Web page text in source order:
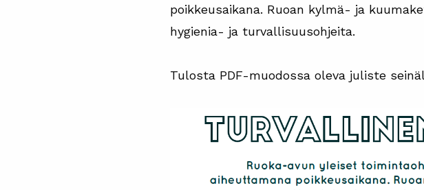
poikkeusaikana. Ruoan kylmä- ja
hygienia- ja turvallisuusohjeita.
Tulosta PDF-muodossa oleva juliste